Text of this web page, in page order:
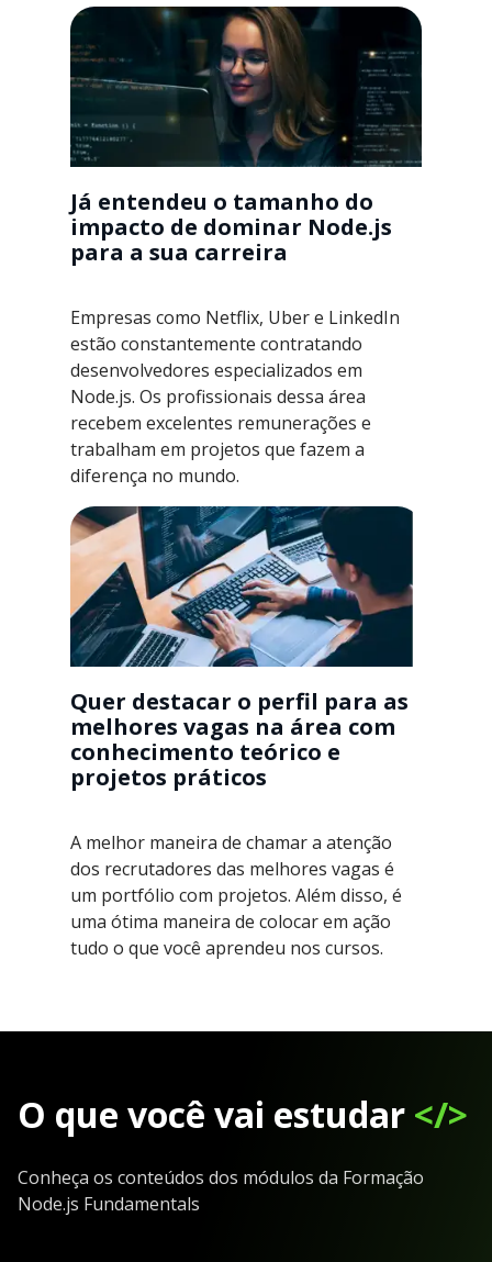
Já entendeu o tamanho do
impacto de dominar Node.js
para a sua carreira
Empresas como Netflix, Uber e LinkedIn
estão constantemente contratando
desenvolvedores especializados em
Node.js. Os profissionais dessa área
recebem excelentes remunerações e
trabalham em projetos que fazem a
diferença no mundo.
Quer destacar o perfil para as
melhores vagas na área com
conhecimento teórico e
projetos práticos
A melhor maneira de chamar a atenção
dos recrutadores das melhores vagas é
um portfólio com projetos. Além disso, é
uma ótima maneira de colocar em ação
tudo o que você aprendeu nos cursos.
O que você vai estudar </>
Conheça os conteúdos dos módulos da Formação
Node.js Fundamentals